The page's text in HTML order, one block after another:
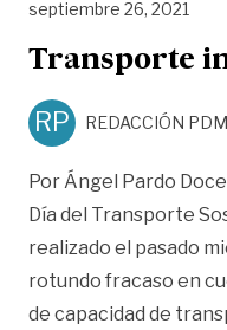
septiembre 26, 2021
Transporte
RP REDACCIÓN PDM
Por Ángel Pardo
Día del Transporte
realizado el pasado
rotundo fracaso en
de capacidad de